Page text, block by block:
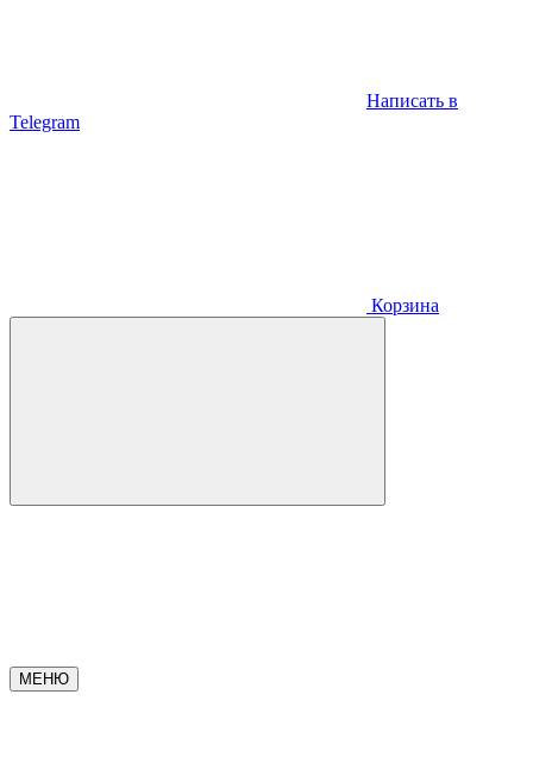
Написать в
Telegram
Корзина
МЕНЮ